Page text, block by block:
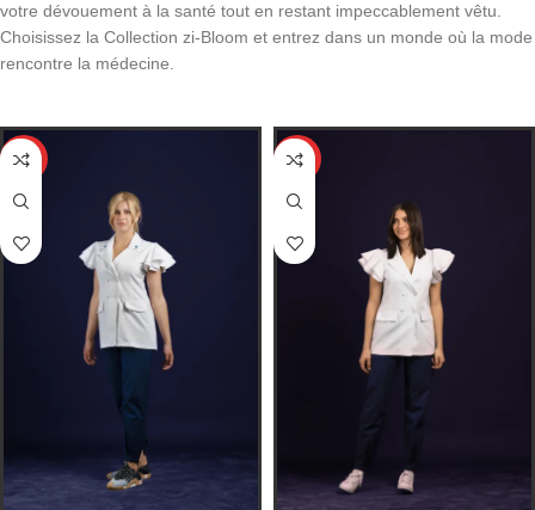
votre dévouement à la santé tout en restant impeccablement vêtu.
Choisissez la Collection zi-Bloom et entrez dans un monde où la mode
rencontre la médecine.
HOT HOT